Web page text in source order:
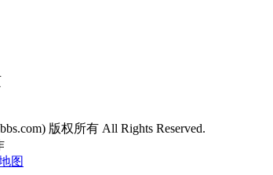
版权所有 All Rights Reserved.
图